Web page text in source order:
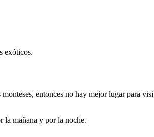
exóticos.
entonces no hay mejor lugar para
la mañana y por la noche.